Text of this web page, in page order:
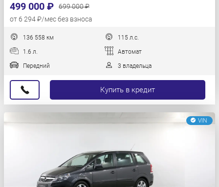
499 000 ₽
699 000 ₽
от 6 294 ₽/мес без взноса
136 558 км 115 л.с.
1.6 л. Автомат
Передний 3 владельца
Купить в кредит
VIN